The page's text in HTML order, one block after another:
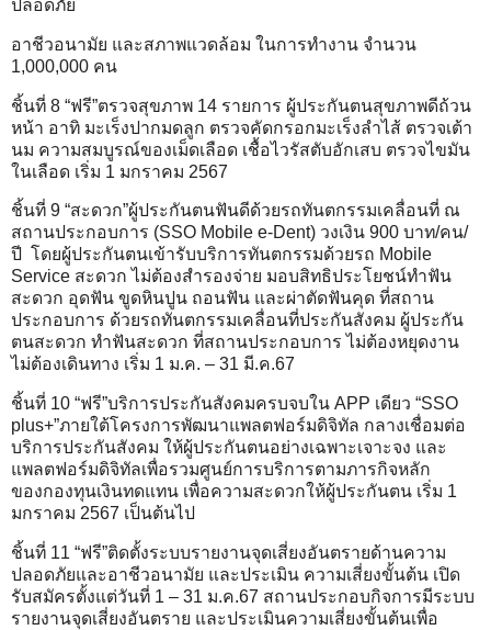
ปลอดภัย
อาชีวอนามัย และสภาพแวดล้อม ในการทำงาน จำนวน
1,000,000 คน
ชิ้นที่ 8 “ฟรี”ตรวจสุขภาพ 14 รายการ ผู้ประกันตนสุขภาพดีถ้วน
หน้า อาทิ มะเร็งปากมดลูก ตรวจคัดกรอกมะเร็งลำไส้ ตรวจเต้า
นม ความสมบูรณ์ของเม็ดเลือด เชื้อไวรัสตับอักเสบ ตรวจไขมัน
ในเลือด เริ่ม 1 มกราคม 2567
ชิ้นที่ 9 “สะดวก”ผู้ประกันตนฟันดีด้วยรถทันตกรรมเคลื่อนที่ ณ
สถานประกอบการ (SSO Mobile e-Dent) วงเงิน 900 บาท/คน/
ปี โดยผู้ประกันตนเข้ารับบริการทันตกรรมด้วยรถ Mobile
Service สะดวก ไม่ต้องสำรองจ่าย มอบสิทธิประโยชน์ทำฟัน
สะดวก อุดฟัน ขูดหินปูน ถอนฟัน และผ่าตัดฟันคุด ที่สถาน
ประกอบการ ด้วยรถทันตกรรมเคลื่อนที่ประกันสังคม ผู้ประกัน
ตนสะดวก ทำฟันสะดวก ที่สถานประกอบการ ไม่ต้องหยุดงาน
ไม่ต้องเดินทาง เริ่ม 1 ม.ค. – 31 มี.ค.67
ชิ้นที่ 10 “ฟรี”บริการประกันสังคมครบจบใน APP เดียว “SSO
plus+”ภายใต้โครงการพัฒนาแพลตฟอร์มดิจิทัล กลางเชื่อมต่อ
บริการประกันสังคม ให้ผู้ประกันตนอย่างเฉพาะเจาะจง และ
แพลตฟอร์มดิจิทัลเพื่อรวมศูนย์การบริการตามภารกิจหลัก
ของกองทุนเงินทดแทน เพื่อความสะดวกให้ผู้ประกันตน เริ่ม 1
มกราคม 2567 เป็นต้นไป
ชิ้นที่ 11 “ฟรี”ติดตั้งระบบรายงานจุดเสี่ยงอันตรายด้านความ
ปลอดภัยและอาชีวอนามัย และประเมิน ความเสี่ยงขั้นต้น เปิด
รับสมัครตั้งแต่วันที่ 1 – 31 ม.ค.67 สถานประกอบกิจการมีระบบ
รายงานจุดเสี่ยงอันตราย และประเมินความเสี่ยงขั้นต้นเพื่อ